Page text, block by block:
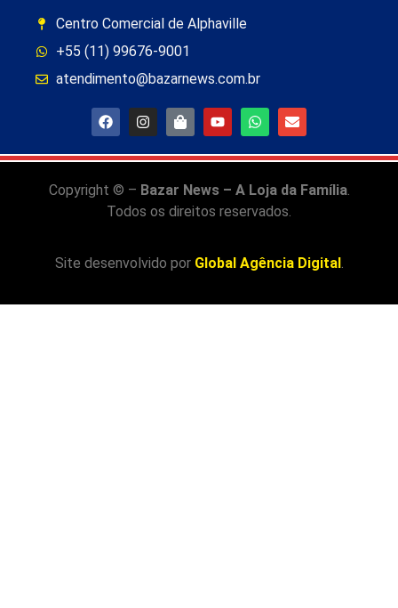
Centro Comercial de Alphaville
+55 (11) 99676-9001
atendimento@bazarnews.com.br
Copyright © – Bazar News – A Loja da Família.
Todos os direitos reservados.
Site desenvolvido por Global Agência Digital.